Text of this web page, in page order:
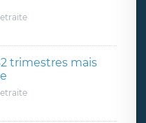
trimestres mais